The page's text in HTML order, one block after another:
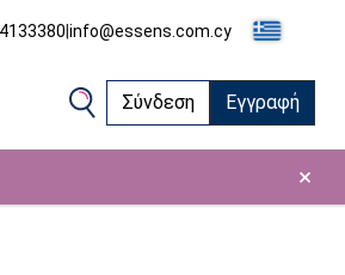
|info@essens.com.cy
Σύνδεση Εγγραφή
×